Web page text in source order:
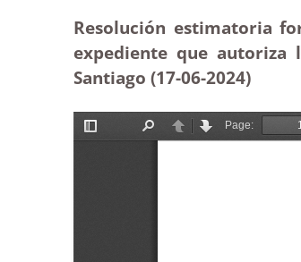
Resolución estimatoria
expediente que autoriza
Santiago (17-06-2024)